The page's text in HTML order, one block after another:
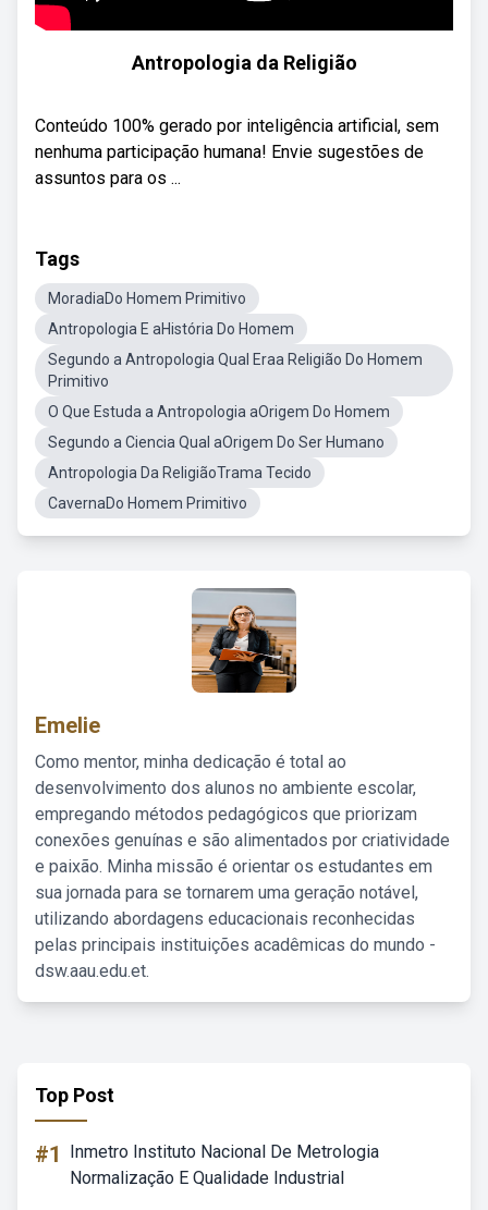
Antropologia da Religião
Conteúdo 100% gerado por inteligência artificial, sem
nenhuma participação humana! Envie sugestões de
assuntos para os ...
Tags
MoradiaDo Homem Primitivo
Antropologia E aHistória Do Homem
Segundo a Antropologia Qual Eraa Religião Do Homem
Primitivo
O Que Estuda a Antropologia aOrigem Do Homem
Segundo a Ciencia Qual aOrigem Do Ser Humano
Antropologia Da ReligiãoTrama Tecido
CavernaDo Homem Primitivo
Emelie
Como mentor, minha dedicação é total ao
desenvolvimento dos alunos no ambiente escolar,
empregando métodos pedagógicos que priorizam
conexões genuínas e são alimentados por criatividade
e paixão. Minha missão é orientar os estudantes em
sua jornada para se tornarem uma geração notável,
utilizando abordagens educacionais reconhecidas
pelas principais instituições acadêmicas do mundo -
dsw.aau.edu.et.
Top Post
#1
Inmetro Instituto Nacional De Metrologia
Normalização E Qualidade Industrial